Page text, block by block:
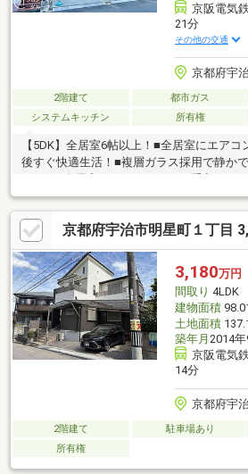
京阪電気
21分
その他の交通
京都府宇
2階建て 都市ガス
システムキッチン
所有権
【5DK】全居室6帖以上！■全居室にエアコ
後すぐ快適生活！■複層ガラス採用で静か
い！
京都府宇治市明星町１丁目
3,180万円
間取り 4LDK
建物面積
土地面積
築年月 2014
京阪電気
14分
京都府宇
2階建て 駐車場あり
所有権